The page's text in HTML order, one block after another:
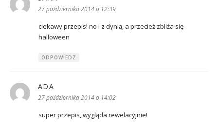
27 października 2014 o 12:39
ciekawy przepis! no i z dynią, a przecież zbliża się
halloween
ODPOWIEDZ
ADA
27 października 2014 o 14:02
super przepis, wygląda rewelacyjnie!